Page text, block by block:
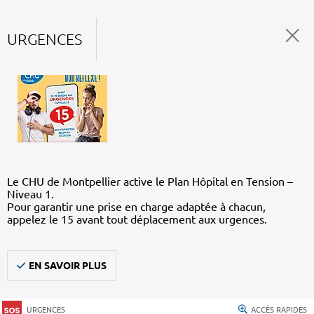
URGENCES
Le CHU de Montpellier active le Plan Hôpital en Tension –
Niveau 1.
Pour garantir une prise en charge adaptée à chacun,
appelez le 15 avant tout déplacement aux urgences.
EN SAVOIR PLUS
URGENCES ACCÈS RAPIDES